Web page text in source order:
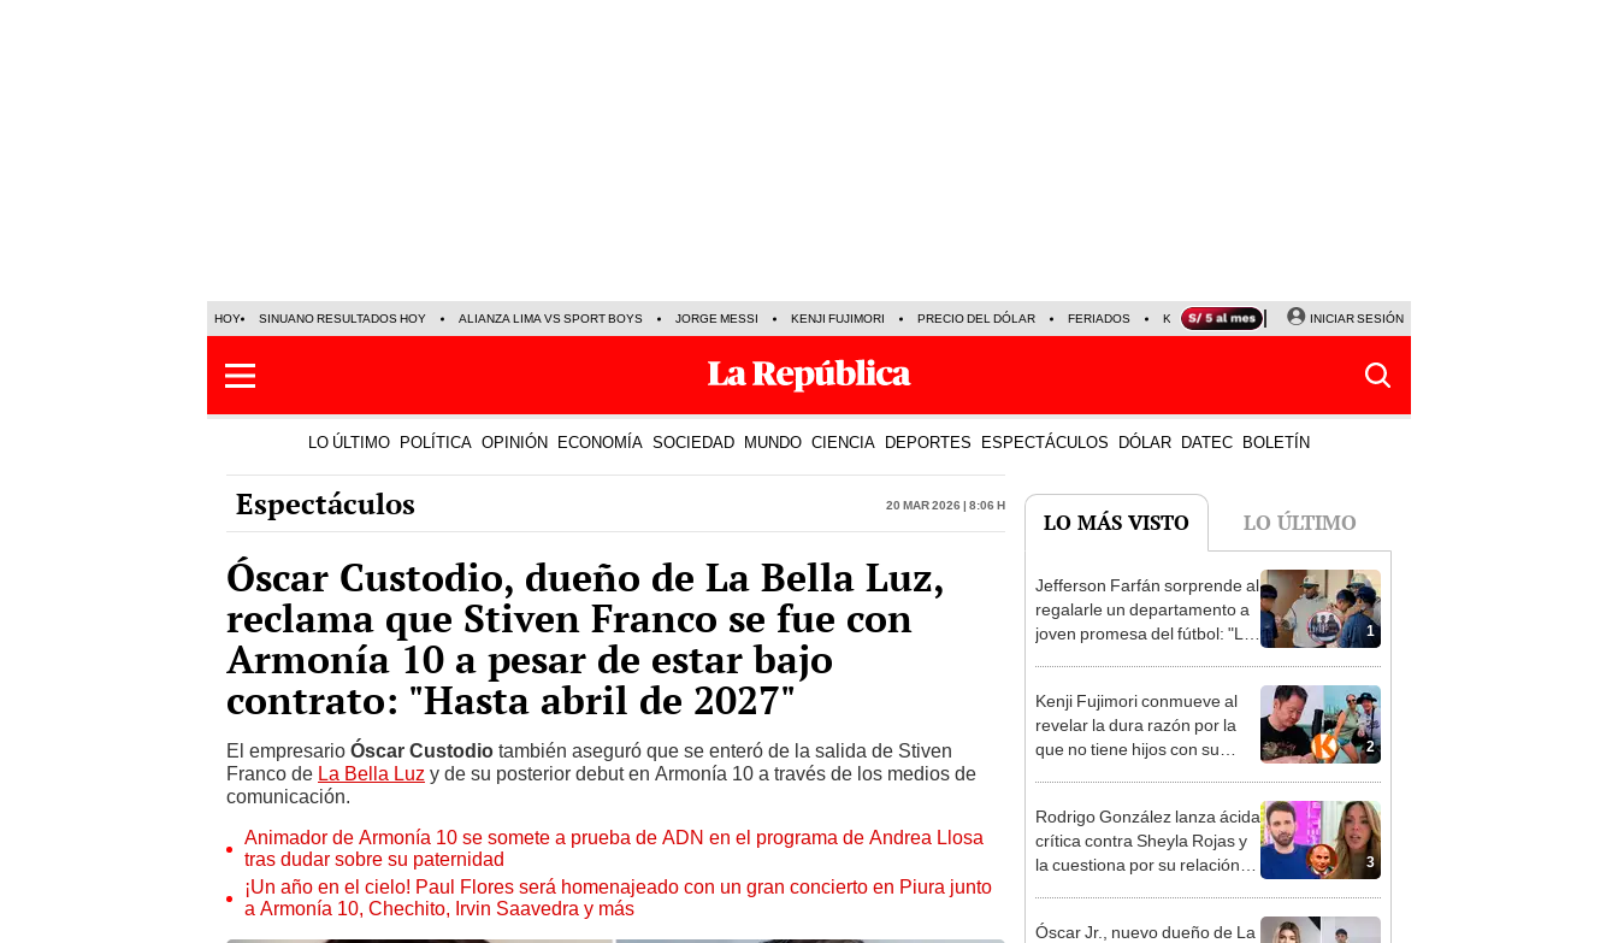
HOY SINUANO RESULTADOS HOY ALIANZA LIMA VS SPORT BOYS JORGE MESSI KENJI FUJIMORI PRECIO DEL DÓLAR FERIADOS KEIKO FUJIMORI NALDY SALDAÑA
INICIAR SESIÓN
LO ÚLTIMO POLÍTICA OPINIÓN ECONOMÍA SOCIEDAD MUNDO CIENCIA DEPORTES ESPECTÁCULOS DÓLAR DATEC BOLETÍN
Espectáculos 20 Mar 2026 | 8:06 h
Óscar Custodio, dueño de La Bella Luz,
reclama que Stiven Franco se fue con
Armonía 10 a pesar de estar bajo
contrato: "Hasta abril de 2027"
El empresario Óscar Custodio también aseguró que se enteró de la salida de Stiven
Franco de La Bella Luz y de su posterior debut en Armonía 10 a través de los medios de
comunicación.
Animador de Armonía 10 se somete a prueba de ADN en el programa de Andrea Llosa
tras dudar sobre su paternidad
¡Un año en el cielo! Paul Flores será homenajeado con un gran concierto en Piura junto
a Armonía 10, Chechito, Irvin Saavedra y más
LO MÁS VISTO LO ÚLTIMO
1
Jefferson Farfán sorprende al
regalarle un departamento a
joven promesa del fútbol: "Lo
2
Kenji Fujimori conmueve al
revelar la dura razón por la
que no tiene hijos con su
3
Rodrigo González lanza ácida
crítica contra Sheyla Rojas y
la cuestiona por su relación
Óscar Jr., nuevo dueño de La